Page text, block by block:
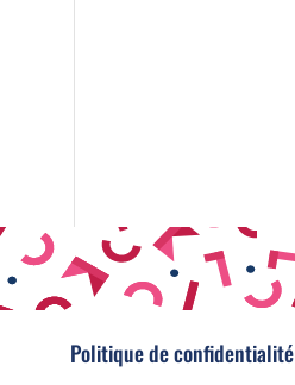
Politique de confidentialité